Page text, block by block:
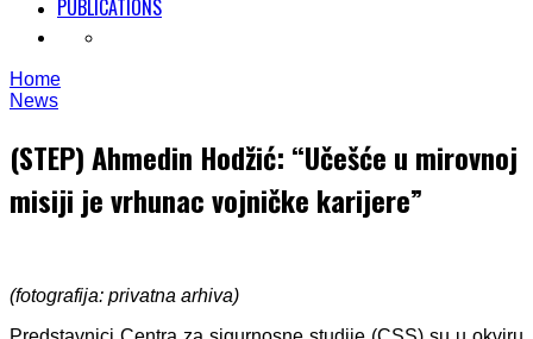
PUBLICATIONS
Home
News
(STEP) Ahmedin Hodžić: “Učešće u mirovnoj
misiji je vrhunac vojničke karijere”
(fotografija: privatna arhiva)